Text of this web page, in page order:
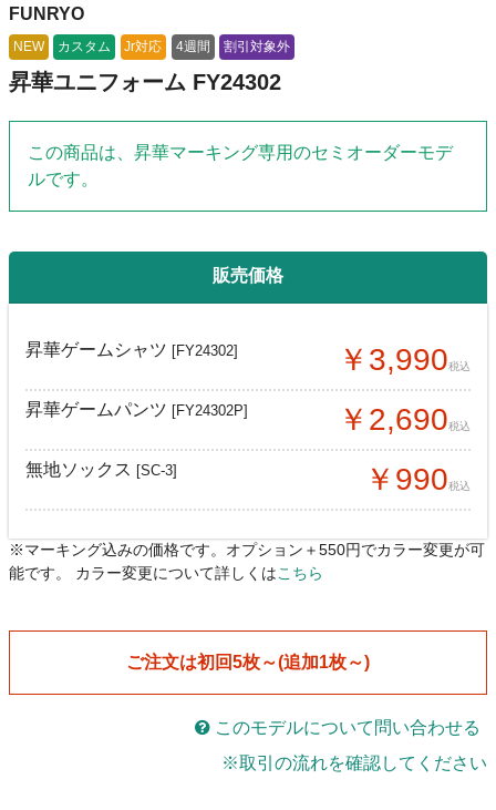
FUNRYO
NEW カスタム Jr対応 4週間 割引対象外
昇華ユニフォーム FY24302
この商品は、昇華マーキング専用のセミオーダーモデ
ルです。
販売価格
昇華ゲームシャツ [FY24302] ￥3,990税込
昇華ゲームパンツ [FY24302P] ￥2,690税込
無地ソックス [SC-3] ￥990税込
※マーキング込みの価格です。オプション＋550円でカラー変更が可
能です。 カラー変更について詳しくはこちら
ご注文は初回5枚～(追加1枚～)
このモデルについて問い合わせる
※取引の流れを確認してください